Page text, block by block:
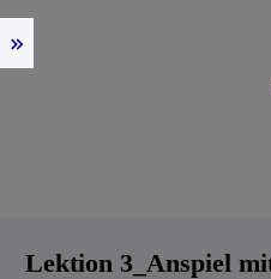
Lektion 3_Anspiel